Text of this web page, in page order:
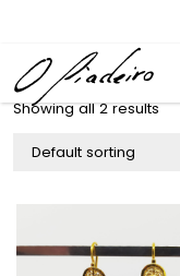
Showing all 2 results